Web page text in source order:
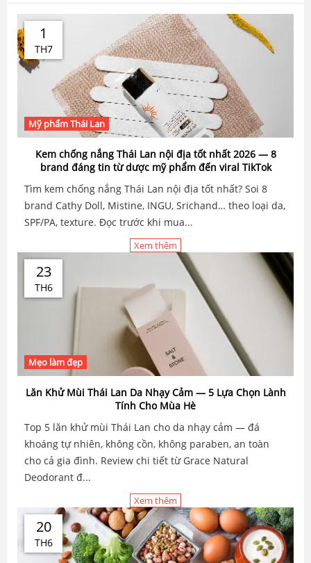
1
TH7
Mỹ phẩm Thái Lan
Kem chống nắng Thái Lan nội địa tốt nhất 2026 — 8
brand đáng tin từ dược mỹ phẩm đến viral TikTok
Tìm kem chống nắng Thái Lan nội địa tốt nhất? Soi 8
brand Cathy Doll, Mistine, INGU, Srichand… theo loại da,
SPF/PA, texture. Đọc trước khi mua...
Xem thêm
23
TH6
Mẹo làm đẹp
Lăn Khử Mùi Thái Lan Da Nhạy Cảm — 5 Lựa Chọn Lành
Tính Cho Mùa Hè
Top 5 lăn khử mùi Thái Lan cho da nhạy cảm — đá
khoáng tự nhiên, không cồn, không paraben, an toàn
cho cả gia đình. Review chi tiết từ Grace Natural
Deodorant đ...
Xem thêm
20
TH6